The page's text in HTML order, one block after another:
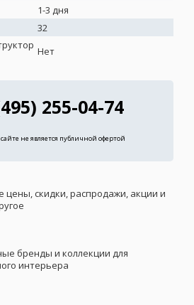
1-3 дня
32
Нет
255-04-74
не является публичной офертой
цены, скидки, распродажи, акции и
бренды и коллекции для
интерьера